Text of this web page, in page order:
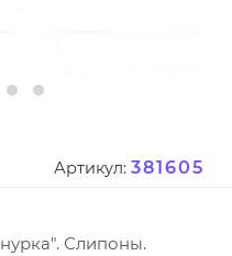
Артикул: 381605
Слипоны.